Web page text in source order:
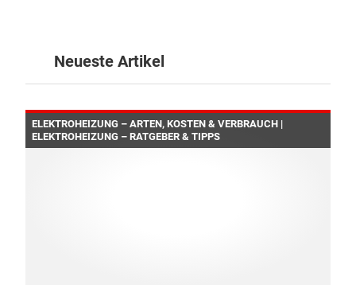
Neueste Artikel
ELEKTROHEIZUNG – ARTEN, KOSTEN & VERBRAUCH |
ELEKTROHEIZUNG – RATGEBER & TIPPS